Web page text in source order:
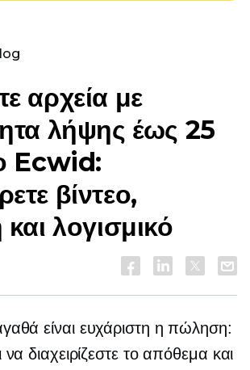
αρχεία με
λήψης έως 25
Ecwid:
βίντεο,
λογισμικό
είναι ευχάριστη η πώληση:
να διαχειρίζεστε το απόθεμα και